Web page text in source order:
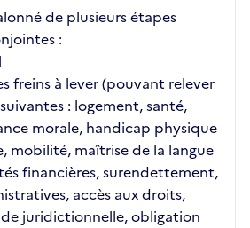
de plusieurs étapes
:
freins à lever (pouvant relever
: logement, santé,
morale, handicap physique
mobilité, maîtrise de la langue
financières, surendettement,
accès aux droits,
juridictionnelle, obligation